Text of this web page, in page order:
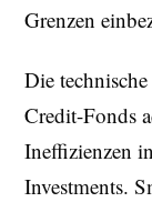
Grenzen
Die
Credit-Fonds
Ineffizienzen
Investments.